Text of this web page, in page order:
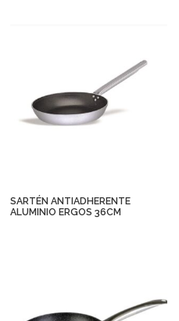
SARTÉN ANTIADHERENTE
ALUMINIO ERGOS 36CM